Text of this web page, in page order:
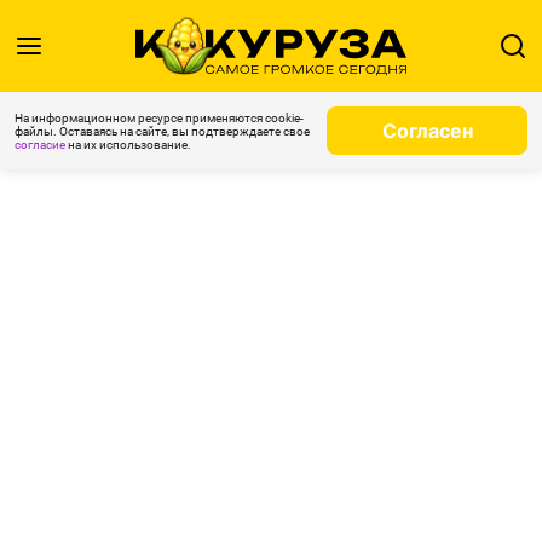
На информационном ресурсе применяются cookie-
файлы. Оставаясь на сайте, вы подтверждаете свое
согласиена их использование.
Согласен